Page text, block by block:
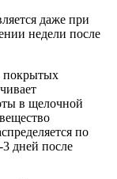
даже при
недели после
покрытых
в щелочной
по
дней после